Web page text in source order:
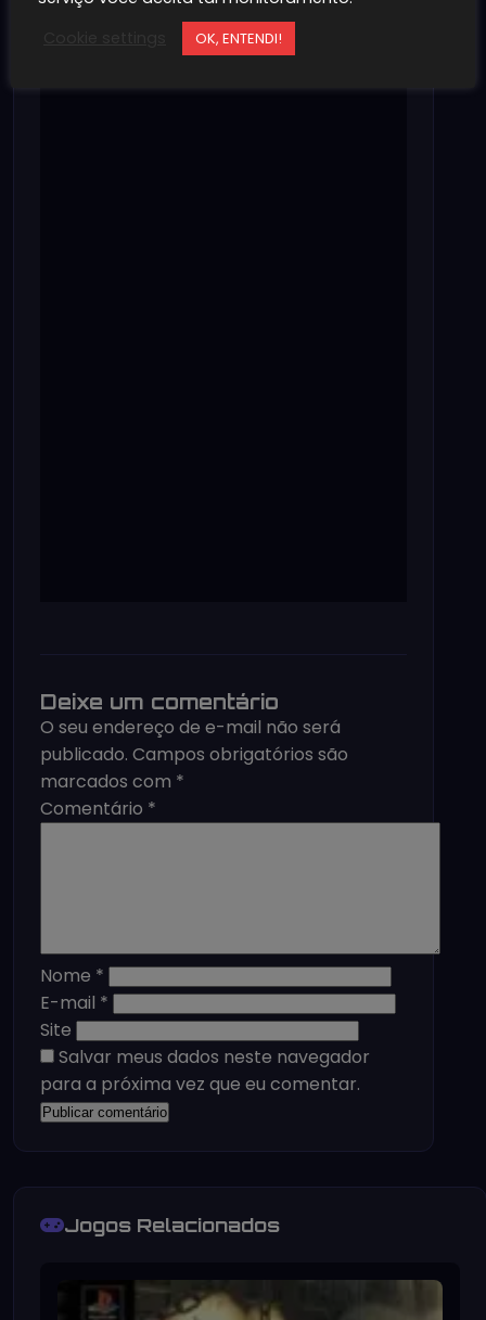
Deixe um comentário
O seu endereço de e-mail não será
publicado. Campos obrigatórios são
marcados com *
Comentário *
Nome *
E-mail *
Site
Salvar meus dados neste navegador
para a próxima vez que eu comentar.
Jogos Relacionados
OK, ENTENDI!